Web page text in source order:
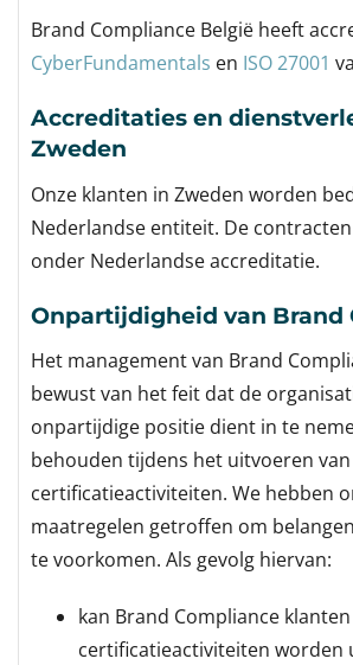
Brand Compliance België heeft
CyberFundamentals en ISO 27001
Accreditaties en
Zweden
Onze klanten in Zweden worden
Nederlandse entiteit. De
onder Nederlandse accreditatie.
Onpartijdigheid van Brand
Het management van Brand
bewust van het feit dat de
onpartijdige positie dient in te
behouden tijdens het uitvoeren van
certificatieactiviteiten. We hebben
maatregelen getroffen om
te voorkomen. Als gevolg hiervan:
kan Brand Compliance
certificatieactiviteiten worden